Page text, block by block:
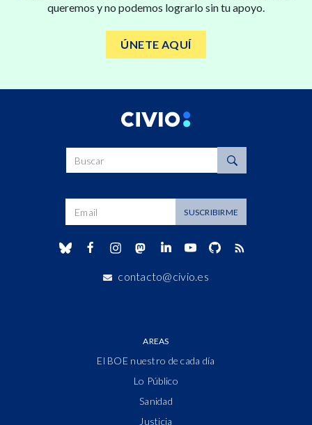
queremos y no podemos lograrlo sin tu apoyo.
ÚNETE AQUÍ
SUSCRIBIRME
contacto@civio.es
AREAS
El BOE nuestro de cada día
Lo Público
Sanidad
Justicia